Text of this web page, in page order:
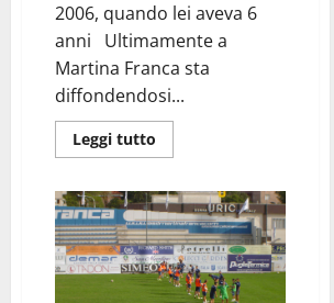
2006, quando lei aveva 6
anni Ultimamente a
Martina Franca sta
diffondendosi...
Leggi tutto